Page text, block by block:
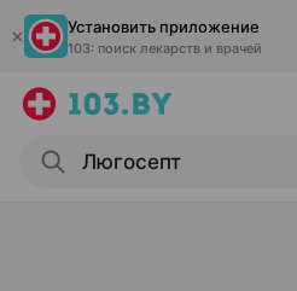
Установить приложение
103: поиск лекарств и врачей